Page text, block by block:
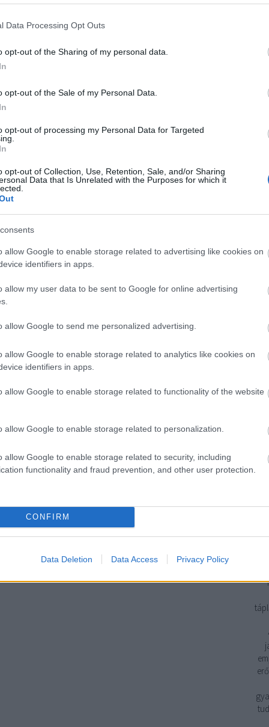
Data Processing Opt Outs
opt-out of the Sharing of my personal data.
opt-out of the Sale of my Personal Data.
opt-out of processing my Personal Data for Targeted
opt-out of Collection, Use, Retention, Sale, and/or Sharing
Data that Is Unrelated with the Purposes for which it
allow Google to enable storage related to advertising like cookies on
identifiers in apps.
allow my user data to be sent to Google for online advertising
allow Google to send me personalized advertising.
allow Google to enable storage related to analytics like cookies on
identifiers in apps.
allow Google to enable storage related to functionality of the website
allow Google to enable storage related to personalization.
allow Google to enable storage related to security, including
functionality and fraud prevention, and other user protection.
CONFIRM
Data Deletion Data Access Privacy Policy
api/trackback/id/14356039
Kommentek:
felhasználói tartalomnak minősülnek, értük a
ellenőrzi. Kifogás esetén forduljon a blog szerkesztőjéhez. Részletek a